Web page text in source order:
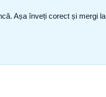
Așa înveți corect și mergi